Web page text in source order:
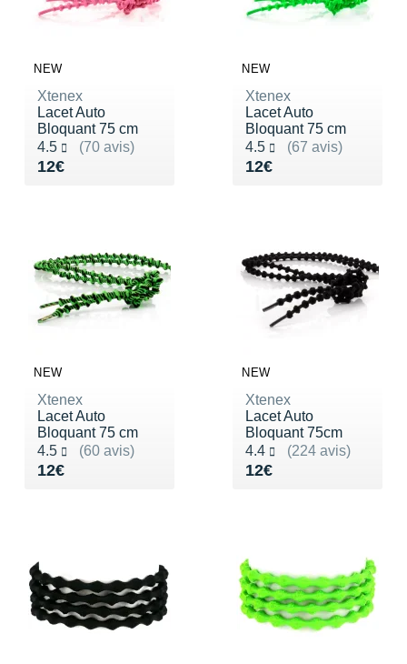
NEW
Xtenex
Lacet Auto
Bloquant 75 cm
4.5
(70 avis)
Noté 4.5 sur 5
12€
Vendu 12€
NEW
Xtenex
Lacet Auto
Bloquant 75 cm
4.5
(67 avis)
Noté 4.5 sur 5
12€
Vendu 12€
NEW
Xtenex
Lacet Auto
Bloquant 75 cm
4.5
(60 avis)
Noté 4.5 sur 5
12€
Vendu 12€
NEW
Xtenex
Lacet Auto
Bloquant 75cm
4.4
(224 avis)
Noté 4.4 sur 5
12€
Vendu 12€
PAR MARQUES
+ Voir tous les
NNormal
Odlo
On-Running
Patagonia
Petzl
Puma
Raidlight
Reebok
Saxx
Scarpa